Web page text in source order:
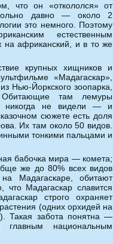
что он «откололся» от
давно — около 2
это немного. Поэтому
естественным
на африканский, и в то же
крупных хищников и
«Мадагаскар»,
Нью-Йоркского зоопарка,
там лемуры
никогда не видели — и
сюжете есть доля
Их там около 50 видов.
тонкими пальцами и
бабочка мира — комета;
же до 80% всех видов
Мадагаскаре, обитают
что Мадагаскар славится
строго охраняет
(одних орхидей на
Такая забота понятна —
главным национальным